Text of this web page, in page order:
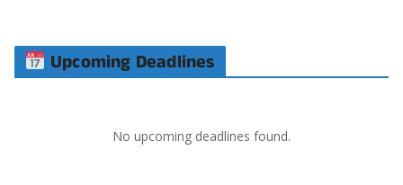
Upcoming Deadlines
No upcoming deadlines found.